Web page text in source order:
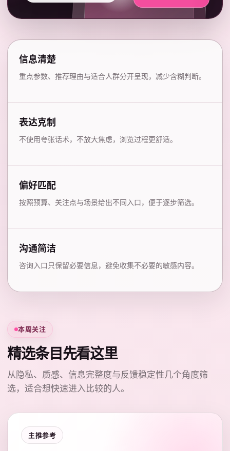
信息清楚
重点参数、推荐理由与适合人群分开呈现，减少含糊判断。
表达克制
不使用夸张话术，不放大焦虑，浏览过程更舒适。
偏好匹配
按照预算、关注点与场景给出不同入口，便于逐步筛选。
沟通简洁
咨询入口只保留必要信息，避免收集不必要的敏感内容。
本周关注
精选条目先看这里
从隐私、质感、信息完整度与反馈稳定性几个角度筛
选，适合想快速进入比较的人。
主推参考